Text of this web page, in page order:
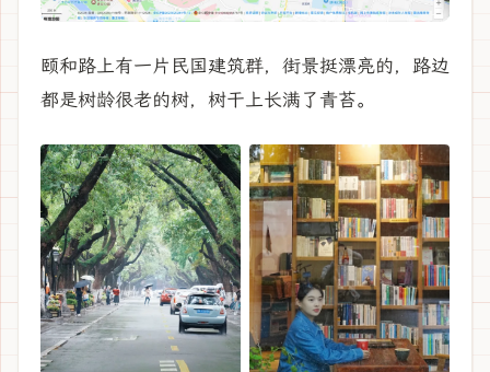
颐和路上有一片民国建筑群，街景挺漂亮的，路边
都是树龄很老的树，树干上长满了青苔。